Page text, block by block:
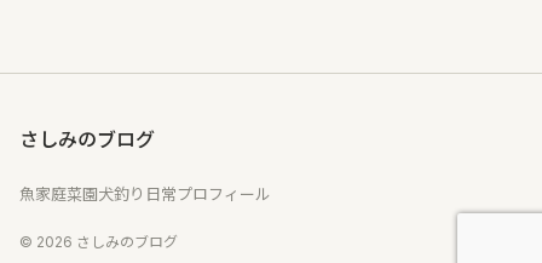
さしみのブログ
魚家庭菜園犬釣り 日常プロフィール
© 2026 さしみのブログ